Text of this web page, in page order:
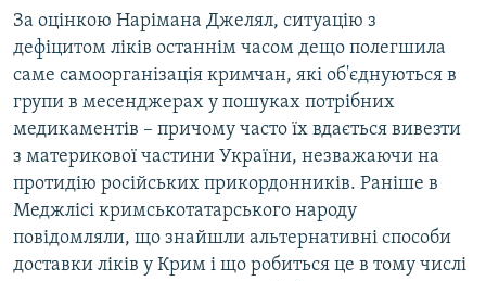
За оцінкою Нарімана Джелял, ситуацію з
дефіцитом ліків останнім часом дещо полегшила
саме самоорганізація кримчан, які об'єднуються в
групи в месенджерах у пошуках потрібних
медикаментів – причому часто їх вдається вивезти
з материкової частини України, незважаючи на
протидію російських прикордонників. Раніше в
Меджлісі кримськотатарського народу
повідомляли, що знайшли альтернативні способи
доставки ліків у Крим і що робиться це в тому числі